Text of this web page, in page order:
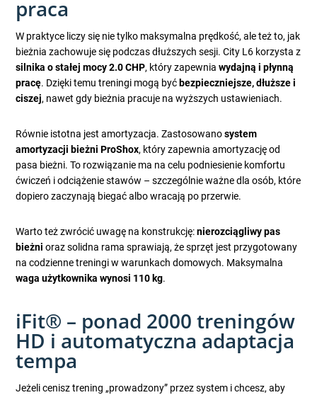
praca
W praktyce liczy się nie tylko maksymalna prędkość, ale też to, jak
bieżnia zachowuje się podczas dłuższych sesji. City L6 korzysta z
silnika o stałej mocy 2.0 CHP, który zapewniawydajną i płynną
pracę. Dzięki temu treningi mogą być bezpieczniejsze, dłuższe i
ciszej, nawet gdy bieżnia pracuje na wyższych ustawieniach.
Równie istotna jest amortyzacja. Zastosowanosystem
amortyzacji bieżni ProShox, który zapewnia amortyzację od
pasa bieżni. To rozwiązanie ma na celu podniesienie komfortu
ćwiczeń i odciążenie stawów – szczególnie ważne dla osób, które
dopiero zaczynają biegać albo wracają po przerwie.
Warto też zwrócić uwagę na konstrukcję:nierozciągliwy pas
bieżni oraz solidna rama sprawiają, że sprzęt jest przygotowany
na codzienne treningi w warunkach domowych. Maksymalna
waga użytkownika wynosi 110 kg.
iFit® – ponad 2000 treningów
HD i automatyczna adaptacja
tempa
Jeżeli cenisz trening „prowadzony” przez system i chcesz, aby